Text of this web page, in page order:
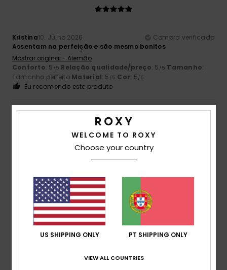
Kristina10. Julho 2026
Compra verificada
Assentam na perfeição e são mesmo bonitos
Mostrar original - Alemão
Conforto: 5 /5 Relação qualidade/preço: 5 /5 Tamanho:
Tamanho perfeito Material: 5 /5 Cor: 5/5
Eu recomendo este produto
5/5
Mostrar original - Francês
Conforto: 5/5 Relação qualidade/preço: 5
Tamanho perfeitoMaterial: 5 Cor: 5/5
5
WELCOME TO ROXY
Choose your country
US SHIPPING ONLY PT SHIPPING ONLY
VIEW ALL COUNTRIES